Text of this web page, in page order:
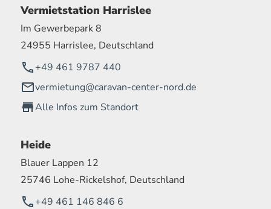
Vermietstation Harrislee
Im Gewerbepark 8
24955 Harrislee, Deutschland
+49 461 9787 440
vermietung@caravan-center-nord.de
Alle Infos zum Standort
Heide
Blauer Lappen 12
25746 Lohe-Rickelshof, Deutschland
+49 461 146 846 6